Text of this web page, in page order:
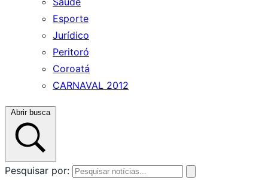
Esporte
Jurídico
Peritoró
Coroatá
CARNAVAL 2012
Abrir busca
Pesquisar por: